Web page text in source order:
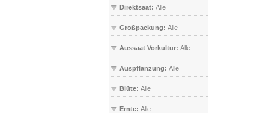
Direktsaat: Alle
Großpackung: Alle
Aussaat Vorkultur: Alle
Auspflanzung: Alle
Blüte: Alle
Ernte: Alle